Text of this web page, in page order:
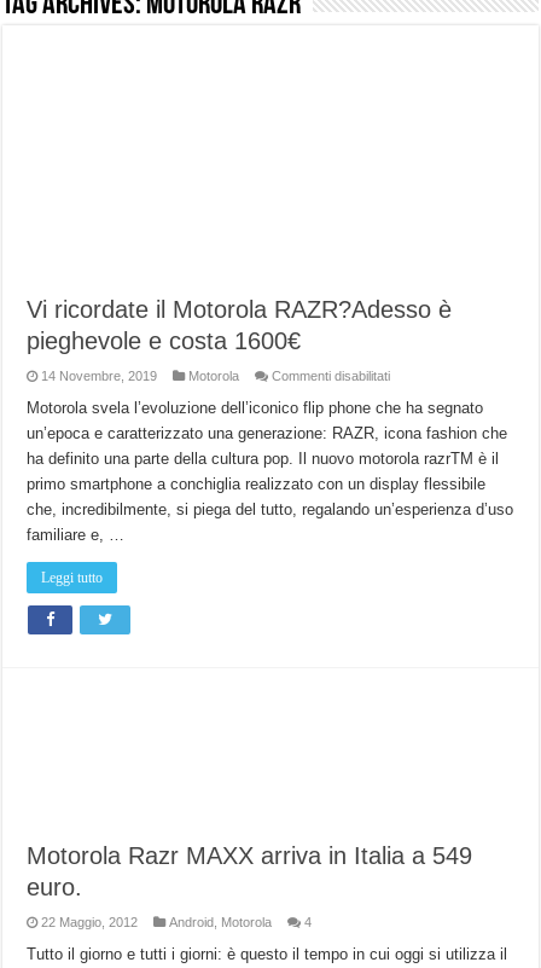
Brondi Amico VERO 4G : Focus su SOS e comandi da remoto
Vi ricordate il Motorola RAZR?Adesso è
pieghevole e costa 1600€
14 Novembre, 2019 Motorola Commenti disabilitatisu
ricordate
il
Motorola
Adesso
pieghevole
e
costa
Motorola svela l’evoluzione dell’iconico flip phone che ha segnato
un’epoca e caratterizzato una generazione: RAZR, icona fashion che
ha definito una parte della cultura pop. Il nuovo motorola razrTM è il
primo smartphone a conchiglia realizzato con un display flessibile
che, incredibilmente, si piega del tutto, regalando un’esperienza d’uso
familiare e, …
Leggi tutto
Motorola Razr MAXX arriva in Italia a 549
euro.
22 Maggio, 2012 Android Motorola 4
Tutto il giorno e tutti i giorni: è questo il tempo in cui oggi si utilizza il